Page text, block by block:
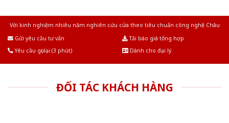
Với kinh nghiệm nhiêu năm nghiên cứu cửa theo tiêu chuẩn công nghệ Châu
Gửi yêu cầu tư vấn
Tải báo giá tổng hợp
Yêu cầu gọi lại (3 phút)
Dành cho đại lý
ĐỐI TÁC KHÁCH HÀNG